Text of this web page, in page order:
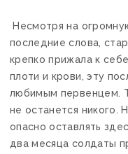
Несмотря на
последние слова,
крепко прижала к
плоти и крови, эту
любимым первенцем.
не останется
опасно оставлять
два месяца солдаты